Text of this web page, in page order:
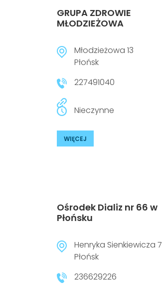
GRUPA ZDROWIE
MŁODZIEŻOWA
Młodzieżowa 13
Płońsk
227491040
Nieczynne
WIĘCEJ
Ośrodek Dializ nr 66 w
Płońsku
Henryka Sienkiewicza 7
Płońsk
236629226